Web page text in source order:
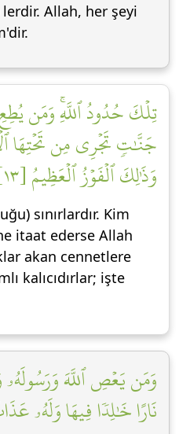
Allah, her şeyi
تِلۡكَ حُدُودُ ٱللَّهِۚ وَمَن
جَنَّٰتٖ تَجۡرِي مِن تَحۡتِهَا
وَذَٰلِكَ ٱلۡفَوۡزُ ٱلۡعَظِيمُ [١٣]
sınırlardır. Kim
itaat ederse Allah
akan cennetlere
kalıcıdırlar; işte
وَمَن يَعۡصِ ٱللَّهَ
نَارًا خَٰلِدٗا فِيهَا وَلَهُۥ